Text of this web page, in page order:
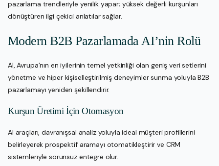
pazarlama trendleriyle yenilik yapar; yüksek değerli kurşunları
dönüştüren ilgi çekici anlatılar sağlar.
Modern B2B Pazarlamada AI’nin Rolü
AI, Avrupa’nın en iyilerinin temel yetkinliği olan geniş veri setlerini
yönetme ve hiper kişiselleştirilmiş deneyimler sunma yoluyla B2B
pazarlamayı yeniden şekillendirir.
Kurşun Üretimi İçin Otomasyon
AI araçları, davranışsal analiz yoluyla ideal müşteri profillerini
belirleyerek prospektif aramayı otomatikleştirir ve CRM
sistemleriyle sorunsuz entegre olur.